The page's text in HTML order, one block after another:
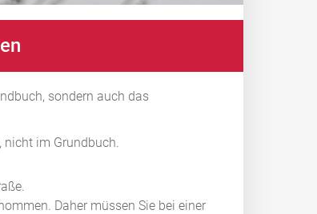
sondern auch das
im Grundbuch.
Daher müssen Sie bei einer